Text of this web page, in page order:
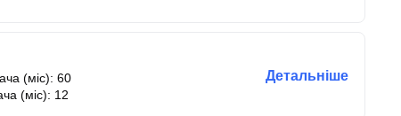
(міс): 60
(міс): 12
Детальніше